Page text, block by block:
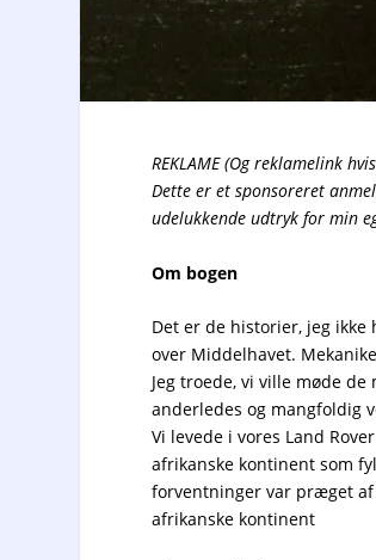
REKLAME (Og reklamelink
Dette er et sponsoreret
udelukkende udtryk for min
Om bogen
Det er de historier, jeg
over Middelhavet.
Jeg troede, vi ville møde
anderledes og mangfoldig
Vi levede i vores Land
afrikanske kontinent som
forventninger var præget af
afrikanske kontinent